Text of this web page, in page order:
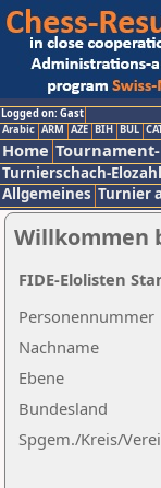
Logged on: Gast
Arabic ARM AZE BIH BUL
Home
Turnierschach-Elozahl
Allgemeines Turnier
Willkommen
Nachname
Ebene
Personennummer
Bundesland
Spgem./Kreis/
FIDE-Elolisten